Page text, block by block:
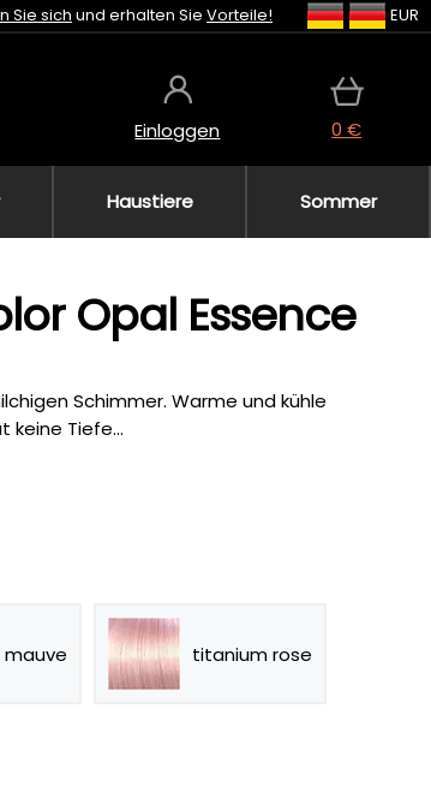
Sie sich und erhalten Sie Vorteile! EUR
Einloggen 0 €
Haustiere Sommer
Opal Essence
Schimmer. Warme und kühle
keine Tiefe...
mauve titanium rose